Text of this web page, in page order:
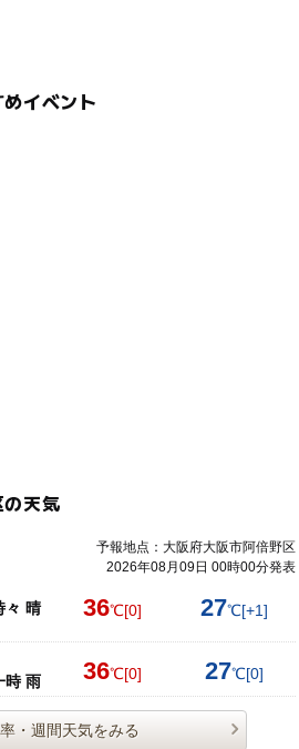
イベント
天気
予報地点：大阪府大阪市阿倍野区
2026年08月09日 00時00分発表
々 晴
36℃[0] 27℃[+1]
時 雨 36℃[0] 27℃[0]
・週間天気をみる